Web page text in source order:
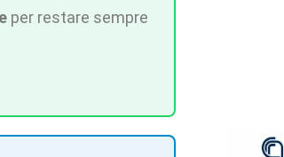
per restare sempre